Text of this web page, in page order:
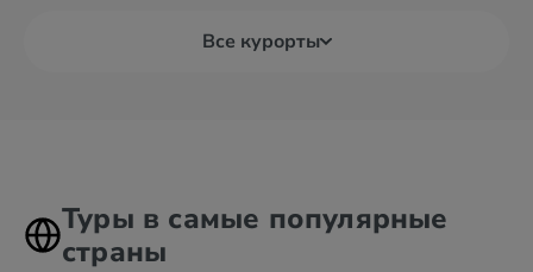
Все курорты
Туры в самые популярные
страны